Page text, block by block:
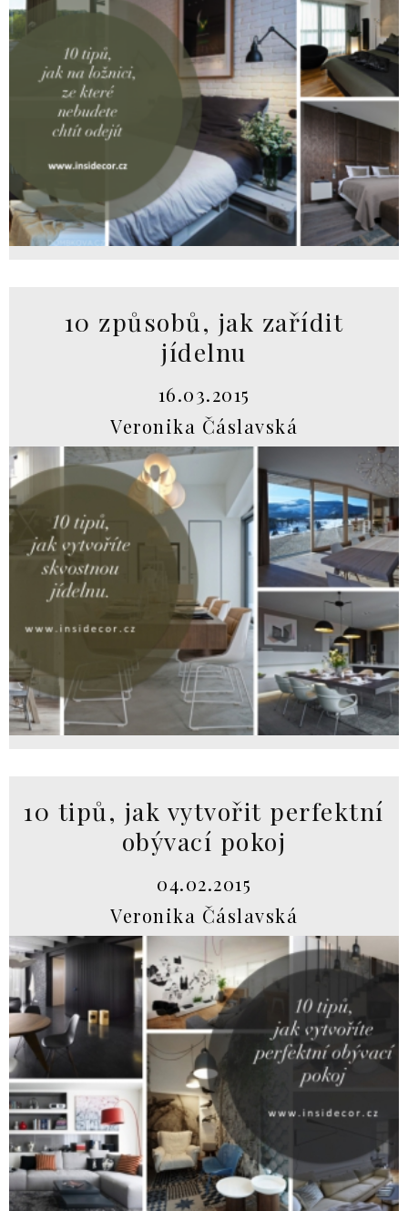
10 způsobů, jak zařídit
jídelnu
16.03.2015
Veronika Čáslavská
10 tipů, jak vytvořit perfektní
obývací pokoj
04.02.2015
Veronika Čáslavská